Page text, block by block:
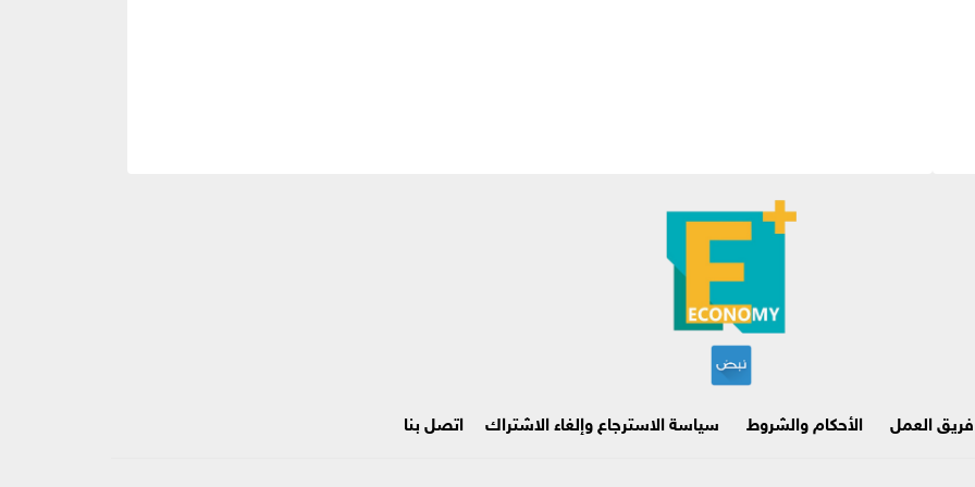
فريق العمل الأحكام والشروط سياسة الاسترجاع وإلغاء الاشتراك اتصل بنا